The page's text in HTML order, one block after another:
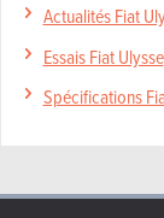
Actualités Fiat
Essais Fiat Ulysse
Spécifications